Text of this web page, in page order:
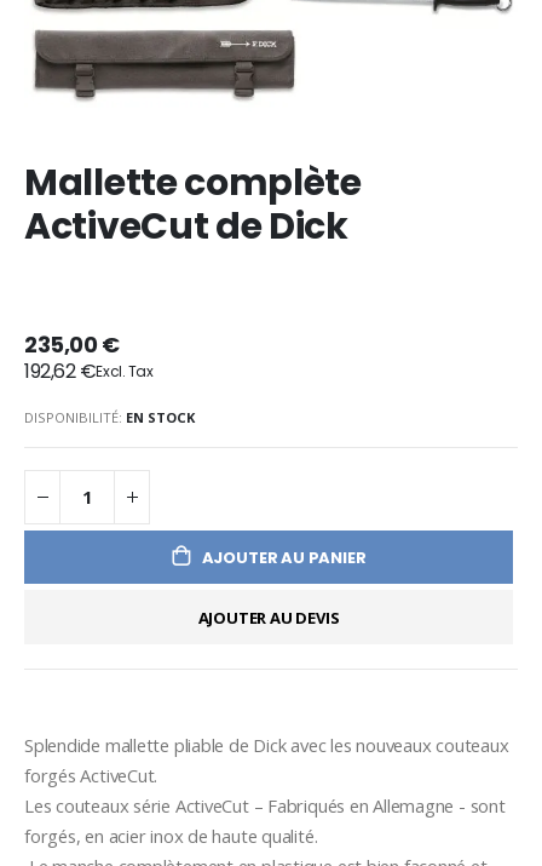
Mallette complète
ActiveCut de Dick
235,00 €
192,62 €
DISPONIBILITÉ: EN STOCK
AJOUTER AU PANIER
AJOUTER AU DEVIS
Splendide mallette pliable de Dick avec les nouveaux couteaux
forgés ActiveCut.
Les couteaux série ActiveCut – Fabriqués en Allemagne - sont
forgés, en acier inox de haute qualité.